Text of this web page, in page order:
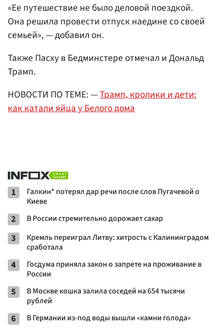
«Ее путешествие не было деловой поездкой.
Она решила провести отпуск наедине со своей
семьей», — добавил он.
Также Пасху в Бедминстере отмечал и Дональд
Трамп.
НОВОСТИ ПО ТЕМЕ: —Трамп, кролики и дети:
как катали яйца у Белого дома
1
Галкин* потерял дар речи после слов Пугачевой о
Киеве
2 В России стремительно дорожает сахар
3
Кремль переиграл Литву: хитрость с Калининградом
сработала
4
Госдума приняла закон о запрете на проживание в
России
5
В Москве кошка залила соседей на 654 тысячи
рублей
6 В Германии из-под воды вышли «камни голода»